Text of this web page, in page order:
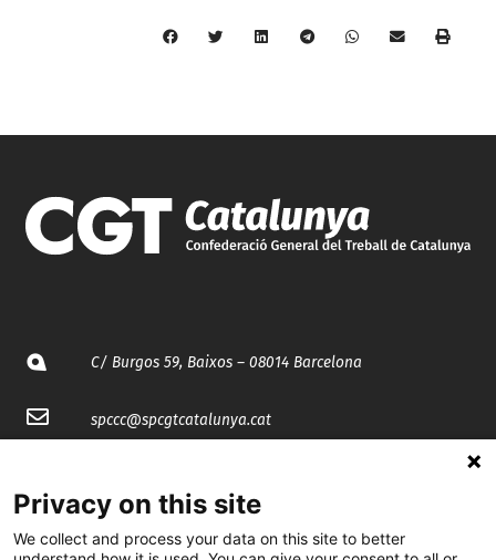
C/ Burgos 59, Baixos – 08014 Barcelona
spccc@spcgtcatalunya.cat
@CGTCatalunya
Privacy on this site
We collect and process your data on this site to better